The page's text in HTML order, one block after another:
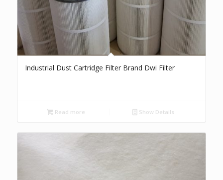
Industrial Dust Cartridge Filter Brand Dwi Filter
Read more Show Details